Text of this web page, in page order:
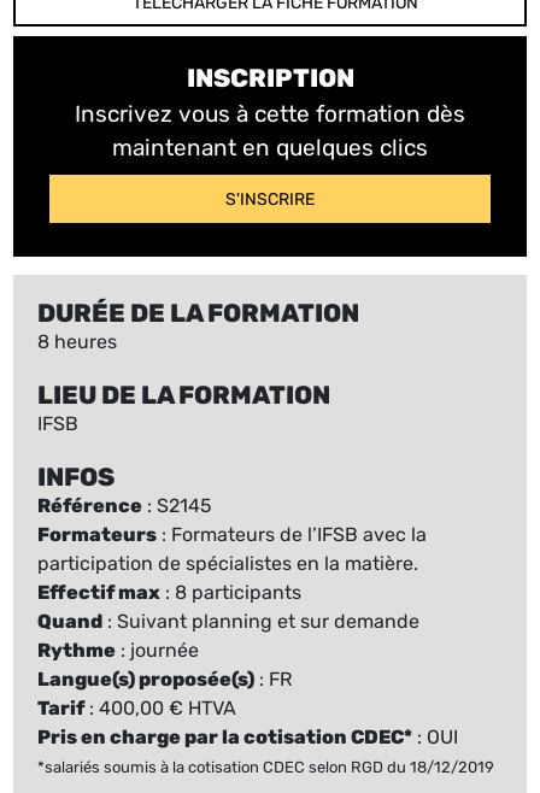
INSCRIPTION
Inscrivez vous à cette formation dès
maintenant en quelques clics
S'INSCRIRE
DURÉE DE LA FORMATION
8 heures
LIEU DE LA FORMATION
IFSB
INFOS
Référence : S2145
Formateurs : Formateurs de l’IFSB avec la
participation de spécialistes en la matière.
Effectif max : 8 participants
Quand : Suivant planning et sur demande
Rythme : journée
Langue(s) proposée(s) : FR
Tarif: 400,00 € HTVA
Pris en charge par la cotisation CDEC* : OUI
*salariés soumis à la cotisation CDEC selon RGD du 18/12/2019